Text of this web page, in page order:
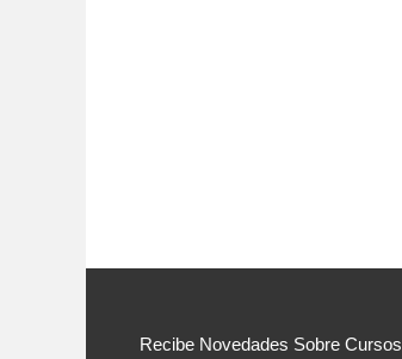
Recibe Novedades Sobre Cursos